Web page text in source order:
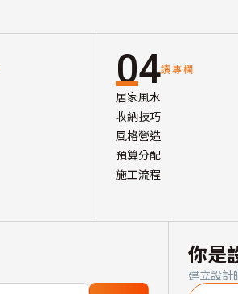
04讀專欄
居家風水
收納技巧
風格營造
預算分配
施工流程
你是
建立設